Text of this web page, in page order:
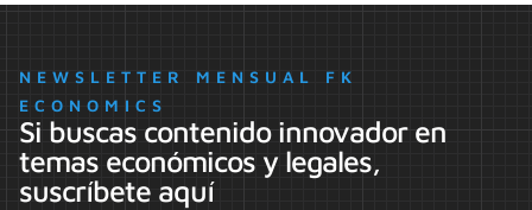
NEWSLETTER MENSUAL FK
ECONOMICS
Si buscas contenido innovador en
temas económicos y legales,
suscríbete aquí